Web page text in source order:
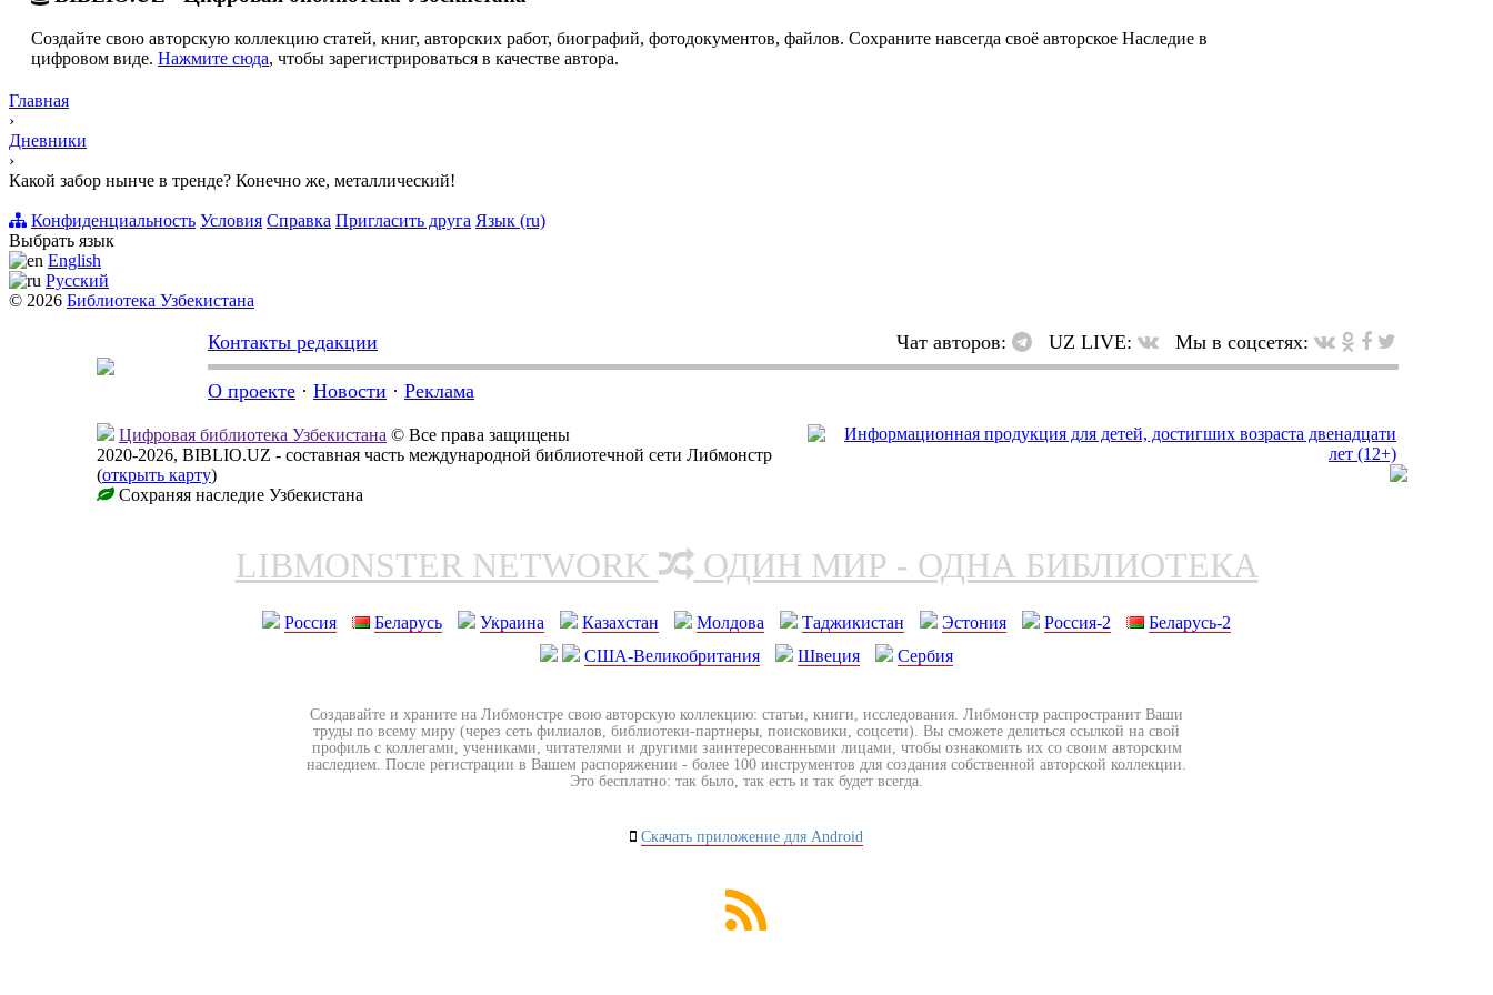
Создайте свою авторскую коллекцию статей, книг, авторских работ, биографий, фотодокументов, файлов. Сохраните навсегда своё авторское Наследие в
цифровом виде. Нажмите сюда, чтобы зарегистрироваться в качестве автора.
Главная
›
Дневники
›
Какой забор нынче в тренде? Конечно же, металлический!
Конфиденциальность Условия Справка Пригласить друга Язык (ru)
Выбрать язык
English
Русский
© 2026 Библиотека Узбекистана
Контакты редакции Чат авторов: UZ LIVE: Мы в соцсетях:
О проекте · Новости · Реклама
Цифровая библиотека Узбекистана © Все права защищены
2020-2026, BIBLIO.UZ - составная часть международной библиотечной сети Либмонстр
(открыть карту)
Сохраняя наследие Узбекистана
LIBMONSTER NETWORK ОДИН МИР - ОДНА БИБЛИОТЕКА
Россия Беларусь Украина Казахстан Молдова Таджикистан Эстония Россия-2
Беларусь-2
США-Великобритания
Швеция Сербия
Создавайте и храните на Либмонстре свою авторскую коллекцию: статьи, книги, исследования. Либмонстр распространит Ваши
труды по всему миру (через сеть филиалов, библиотеки-партнеры, поисковики, соцсети). Вы сможете делиться ссылкой на свой
профиль с коллегами, учениками, читателями и другими заинтересованными лицами, чтобы ознакомить их со своим авторским
наследием. После регистрации в Вашем распоряжении - более 100 инструментов для создания собственной авторской коллекции.
Это бесплатно: так было, так есть и так будет всегда.
Скачать приложение для Android